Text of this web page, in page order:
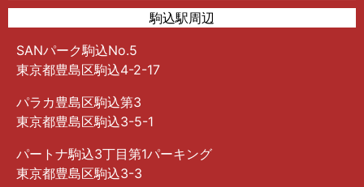
駒込駅周辺
SANパーク駒込No.5
東京都豊島区駒込4-2-17
パラカ豊島区駒込第3
東京都豊島区駒込3-5-1
パートナ駒込3丁目第1パーキング
東京都豊島区駒込3-3